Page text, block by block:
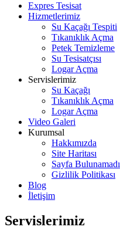
Expres Tesisat
Hizmetlerimiz
Su Kaçağı Tespiti
Tıkanıklık Açma
Petek Temizleme
Su Tesisatçısı
Logar Açma
Servislerimiz
Su Kaçağı
Tıkanıklık Açma
Logar Açma
Video Galeri
Kurumsal
Hakkımızda
Site Haritası
Sayfa Bulunamadı
Gizlilik Politikası
Blog
İletişim
Servislerimiz